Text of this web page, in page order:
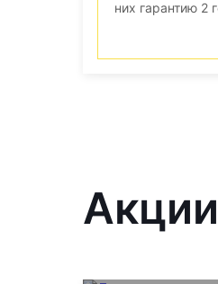
них гарантию 2